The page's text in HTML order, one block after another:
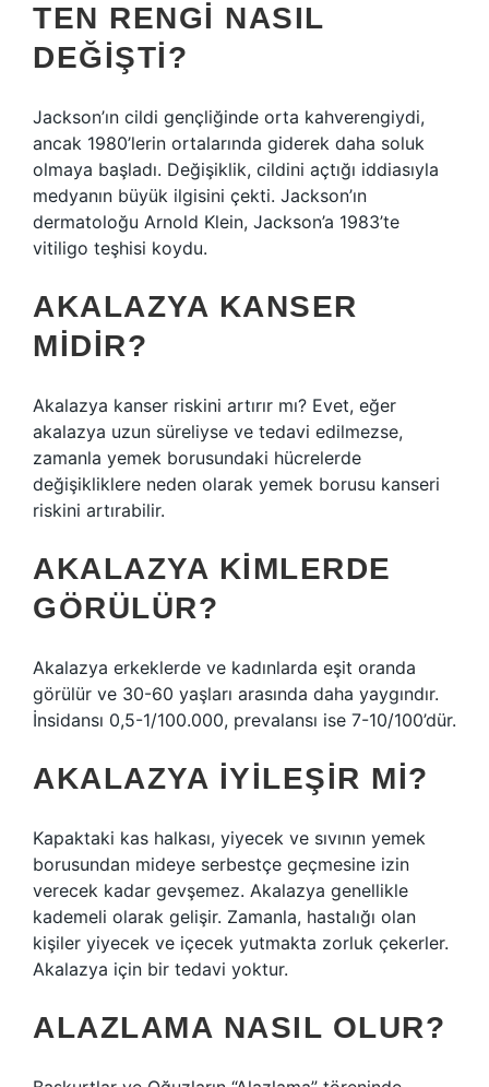
TEN RENGI NASIL
DEĞIŞTI?
Jackson’ın cildi gençliğinde orta kahverengiydi,
ancak 1980’lerin ortalarında giderek daha soluk
olmaya başladı. Değişiklik, cildini açtığı iddiasıyla
medyanın büyük ilgisini çekti. Jackson’ın
dermatoloğu Arnold Klein, Jackson’a 1983’te
vitiligo teşhisi koydu.
AKALAZYA KANSER
MIDIR?
Akalazya kanser riskini artırır mı? Evet, eğer
akalazya uzun süreliyse ve tedavi edilmezse,
zamanla yemek borusundaki hücrelerde
değişikliklere neden olarak yemek borusu kanseri
riskini artırabilir.
AKALAZYA KIMLERDE
GÖRÜLÜR?
Akalazya erkeklerde ve kadınlarda eşit oranda
görülür ve 30-60 yaşları arasında daha yaygındır.
İnsidansı 0,5-1/100.000, prevalansı ise 7-10/100’dür.
AKALAZYA IYILEŞIR MI?
Kapaktaki kas halkası, yiyecek ve sıvının yemek
borusundan mideye serbestçe geçmesine izin
verecek kadar gevşemez. Akalazya genellikle
kademeli olarak gelişir. Zamanla, hastalığı olan
kişiler yiyecek ve içecek yutmakta zorluk çekerler.
Akalazya için bir tedavi yoktur.
ALAZLAMA NASIL OLUR?